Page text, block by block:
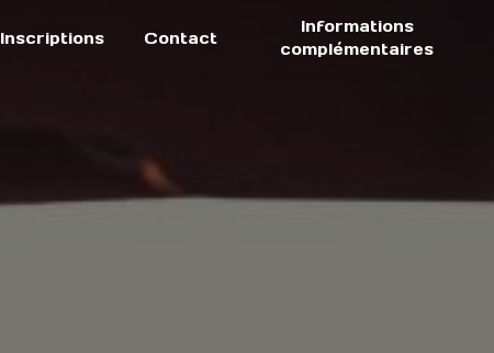
Inscriptions Contact
Informations
complémentaires